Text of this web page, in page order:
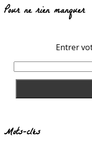
Pour ne rien manquer
Entrer
Mots-clés